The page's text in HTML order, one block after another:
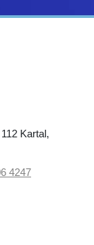
Kartal,
4247